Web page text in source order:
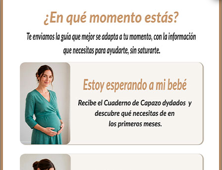
sujeción adicional el S_PLUS para
conseguir que a la funda quede mejor
sujeta al respaldo. Son unas cintas que
pasas por las aberturas de los arneses en
el respaldo hasta pasar a la parte
posterior y se abrochan entre ellas.
Las aberturas verticales en el respaldo y
ojales en el culete son aptas para la salida
de arenes de todo tipo de sillas.
Abertura en el centro de la funda para
permitir plegar las sillas que tienen cierre